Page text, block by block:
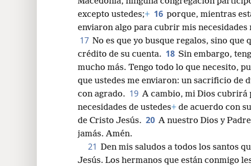
excepto ustedes;+ 16 porque, mientras
enviaron algo para cubrir mis necesidades
17 No es que yo busque regalos, sino
crédito de su cuenta. 18 Sin embargo,
mucho más. Tengo todo lo que necesito,
que ustedes me enviaron: un sacrificio de
con agrado. 19 A cambio, mi Dios cubrirá
necesidades de ustedes+ de acuerdo con
de Cristo Jesús. 20 A nuestro Dios y
jamás. Amén.
21 Den mis saludos a todos los santos
Jesús. Los hermanos que están conmigo